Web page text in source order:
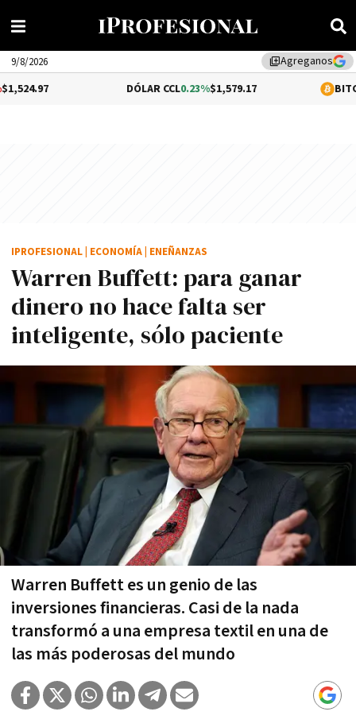
library_addAgreganos
9/8/2026
0.23%$1,579.17 1.02%
Warren Buffett: para ganar
dinero no hace falta ser
inteligente, sólo paciente
Warren Buffett es un genio de las
inversiones financieras. Casi de la nada
transformó a una empresa textil en una de
las más poderosas del mundo
IPROFESIONAL ECONOMÍA ENEÑANZAS